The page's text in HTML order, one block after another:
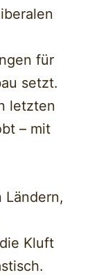
für
setzt.
letzten
– mit
Kluft